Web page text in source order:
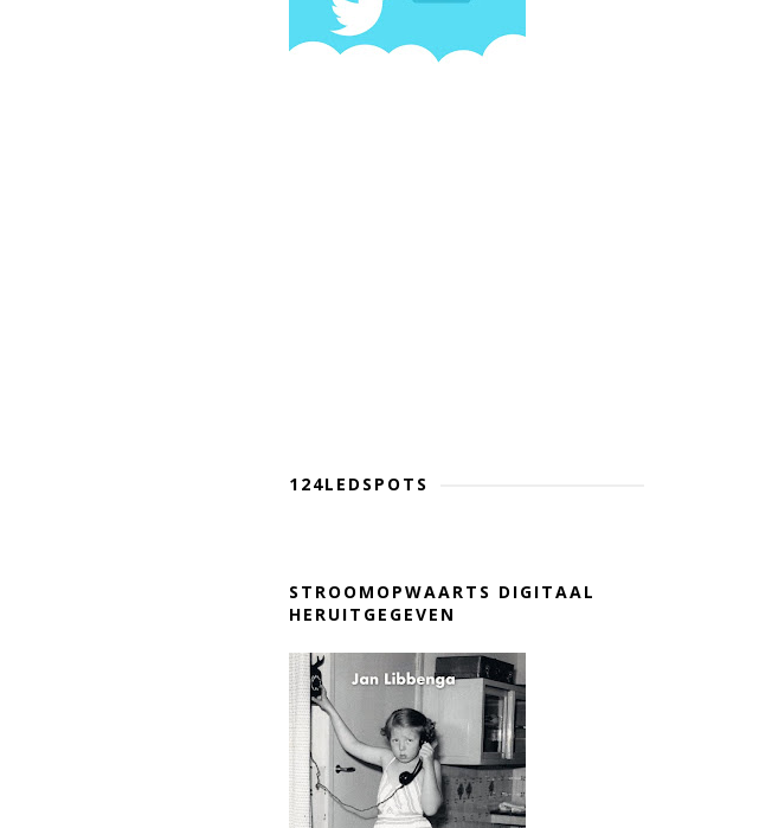
124LEDSPOTS
STROOMOPWAARTS DIGITAAL
HERUITGEGEVEN